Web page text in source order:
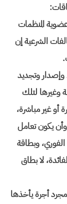
المنظمات
المخالفات الشرعية إن
وتجديد
وغيرها لتلك
أو غير مباشرة،
يكون تعامل
وبطاقة
لا بطاق
أجرة يأخذها